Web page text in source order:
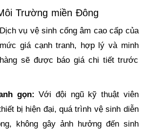
Trường miền Đông
Dịch vụ vệ sinh cống âm cao cấp của
giá cạnh tranh, hợp lý và minh
sẽ được báo giá chi tiết trước
gọn:Với đội ngũ kỹ thuật viên
bị hiện đại, quá trình vệ sinh diễn
không gây ảnh hưởng đến sinh